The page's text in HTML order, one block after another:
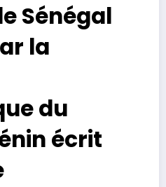
Sénégal
la
du
écrit